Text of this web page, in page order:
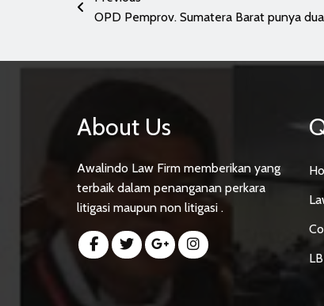
OPD Pemprov. Sumatera Barat punya
About Us
Awalindo Law Firm memberikan yang
terbaik dalam penanganan perkara
litigasi maupun non litigasi .